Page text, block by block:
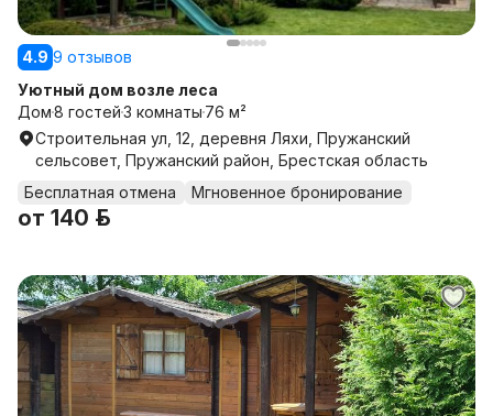
4.9 9 отзывов
Уютный дом возле леса
Дом8 гостей3 комнаты 76 м²
Строительная ул, 12, деревня Ляхи, Пружанский
сельсовет, Пружанский район, Брестская область
Бесплатная отмена
Мгновенное бронирование
от 140 р.